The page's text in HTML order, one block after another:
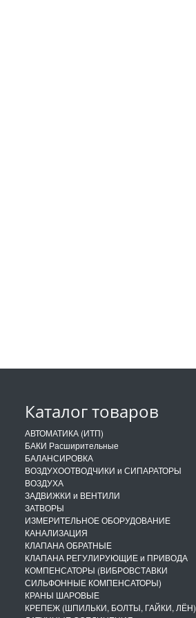
Каталог товаров
АВТОМАТИКА (ИТП)
БАКИ Расширительные
БАЛАНСИРОВКА
ВОЗДУХООТВОДЧИКИ и СИПАРАТОРЫ
ВОЗДУХА
ЗАДВИЖКИ и ВЕНТИЛИ
ЗАТВОРЫ
ИЗМЕРИТЕЛЬНОЕ ОБОРУДОВАНИЕ
КАНАЛИЗАЦИЯ
КЛАПАНА ОБРАТНЫЕ
КЛАПАНА РЕГУЛИРУЮЩИЕ и ПРИВОДА
КОМПЕНСАТОРЫ (ВИБРОВСТАВКИ
СИЛЬФОННЫЕ КОМПЕНСАТОРЫ)
КРАНЫ ШАРОВЫЕ
КРЕПЕЖ (ШПИЛЬКИ, БОЛТЫ, ГАЙКИ, ЛЁН)